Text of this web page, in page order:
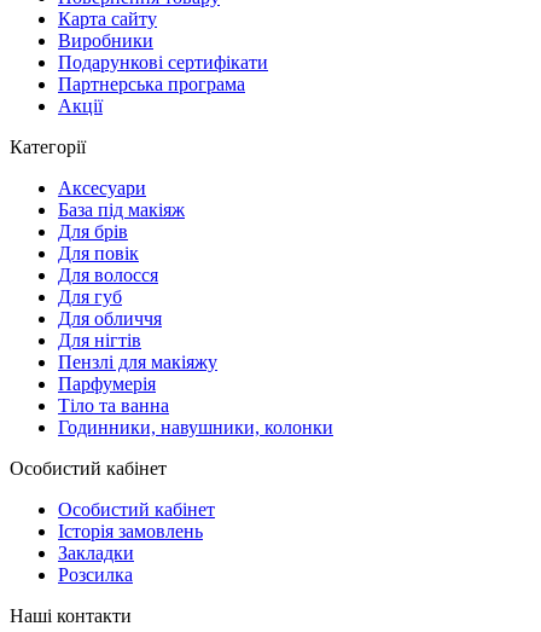
Карта сайту
Виробники
Подарункові сертифікати
Партнерська програма
Акції
Категорії
Аксесуари
База під макіяж
Для брів
Для повік
Для волосся
Для губ
Для обличчя
Для нігтів
Пензлі для макіяжу
Парфумерія
Тіло та ванна
Годинники, навушники, колонки
Особистий кабінет
Особистий кабінет
Історія замовлень
Закладки
Розсилка
Наші контакти